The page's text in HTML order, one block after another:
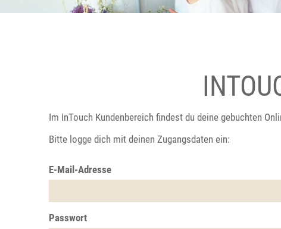
Im InTouch Kundenbereich findest du deine gebuchten
Bitte logge dich mit deinen Zugangsdaten ein:
E-Mail-Adresse
Passwort